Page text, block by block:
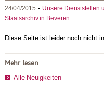
24/04/2015 - Unsere Dienststellen
Staatsarchiv in Beveren
Diese Seite ist leider noch nicht
Mehr lesen
Alle Neuigkeiten